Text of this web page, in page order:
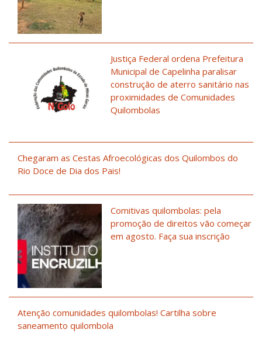
Justiça Federal ordena Prefeitura
Municipal de Capelinha paralisar
construção de aterro sanitário nas
proximidades de Comunidades
Quilombolas
Chegaram as Cestas Afroecológicas dos Quilombos do
Rio Doce de Dia dos Pais!
Comitivas quilombolas: pela
promoção de direitos vão começar
em agosto. Faça sua inscrição
Atenção comunidades quilombolas! Cartilha sobre
saneamento quilombola